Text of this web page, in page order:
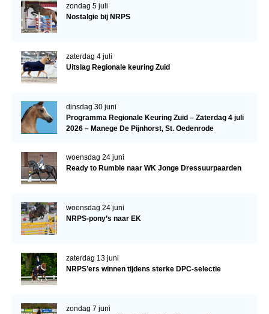
Predicaten
WBSFH
Zoek een hengst
HENGSTEN ONLINE
Hengstenselectie
Informatie Hengstenkeuring
ZADEL 2026
Verrichtingsonderzoek NRPS
Verrichtingsonderzoek 2024-2025
Verrichtingsonderzoek 2022-2023
zondag 5 juli
Nostalgie bij NRPS
zaterdag 4 juli
Uitslag Regionale keuring Zuid
dinsdag 30 juni
Programma Regionale Keuring Zuid – Zaterdag 4 juli
2026 – Manege De Pijnhorst, St. Oedenrode
woensdag 24 juni
Ready to Rumble naar WK Jonge Dressuurpaarden
woensdag 24 juni
NRPS-pony’s naar EK
zaterdag 13 juni
NRPS’ers winnen tijdens sterke DPC-selectie
zondag 7 juni